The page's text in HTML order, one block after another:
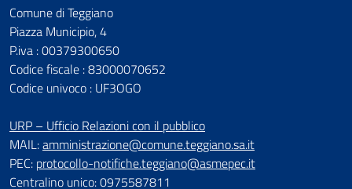
Comune di Teggiano
Piazza Municipio, 4
P.iva : 00379300650
Codice fiscale : 83000070652
Codice univoco : UF3OGO
URP – Ufficio Relazioni con il pubblico
MAIL:amministrazione@comune.teggiano.sa.it
PEC: protocollo-notifiche.teggiano@asmepec.it
Centralino unico: 0975587811